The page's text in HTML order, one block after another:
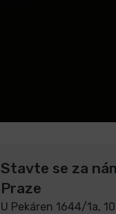
Stavte se za
Praze
U Pekáren 1644/1a,